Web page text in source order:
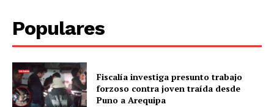
Populares
Fiscalía investiga presunto trabajo
forzoso contra joven traída desde
Puno a Arequipa